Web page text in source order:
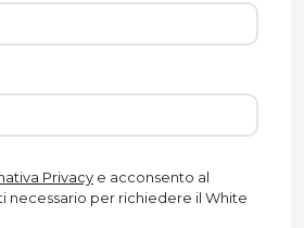
Privacy e acconsento al
necessario per richiedere il White